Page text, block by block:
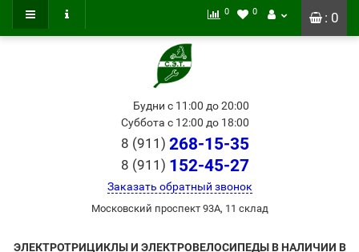
: 0
0 0
Будни с 11:00 до 20:00
Суббота с 12:00 до 18:00
8 (911) 268-15-35
8 (911) 152-45-27
Заказать обратный звонок
Московский проспект 93А, 11 склад
ЭЛЕКТРОТРИЦИКЛЫ И ЭЛЕКТРОВЕЛОСИПЕДЫ В НАЛИЧИИ В